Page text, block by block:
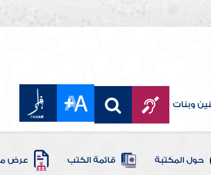
وبنات
حول المكتبة قائمة الكتب عرض